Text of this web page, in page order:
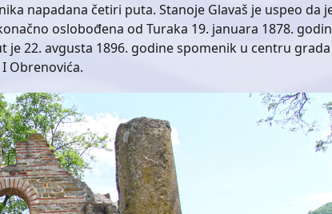
napadana četiri puta. Stanoje Glavaš je uspeo da
oslobođena od Turaka 19. januara 1878.
22. avgusta 1896. godine spomenik u centru grada
Obrenovića.